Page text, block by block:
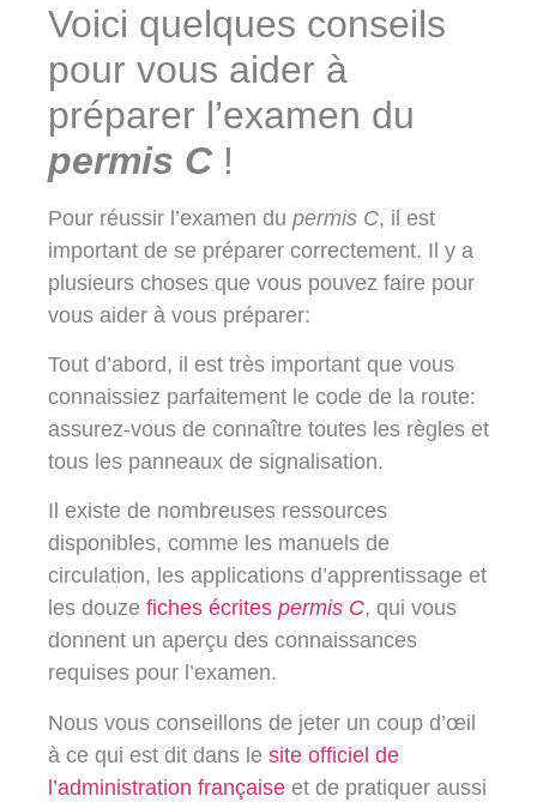
Voici quelques conseils
pour vous aider à
préparer l’examen du
permis C!
Pour réussir l’examen du permis C, il est
important de se préparer correctement. Il y a
plusieurs choses que vous pouvez faire pour
vous aider à vous préparer:
Tout d’abord, il est très important que vous
connaissiez parfaitement le code de la route:
assurez-vous de connaître toutes les règles et
tous les panneaux de signalisation.
Il existe de nombreuses ressources
disponibles, comme les manuels de
circulation, les applications d’apprentissage et
les douze fiches écrites permis C, qui vous
donnent un aperçu des connaissances
requises pour l’examen.
Nous vous conseillons de jeter un coup d’œil
à ce qui est dit dans le site officiel de
l’administration française et de pratiquer aussi